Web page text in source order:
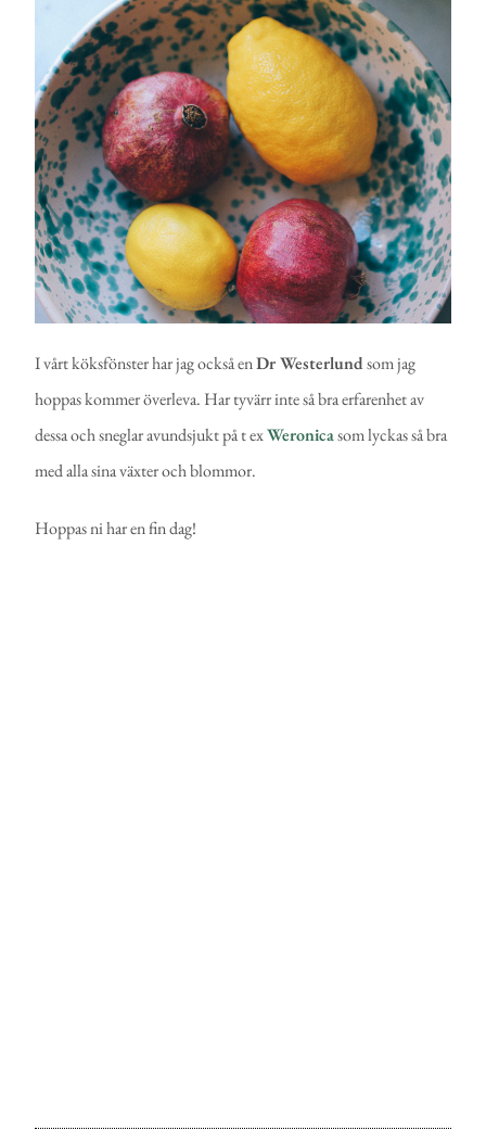
I vårt köksfönster har jag också enDr Westerlundsom jag
hoppas kommer överleva. Har tyvärr inte så bra erfarenhet av
dessa och sneglar avundsjukt på t exWeronicasom lyckas så bra
med alla sina växter och blommor.
Hoppas ni har en fin dag!